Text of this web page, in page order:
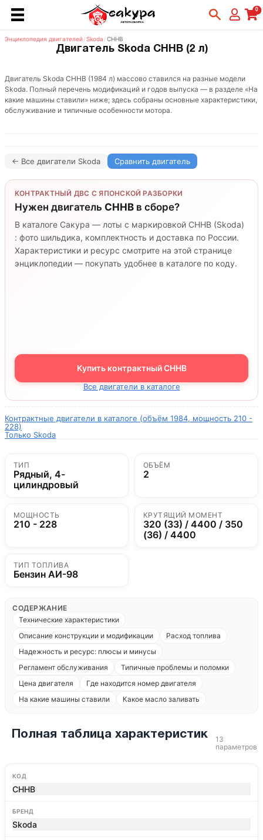
0
Энциклопедия двигателей/Skoda /CHHB
Двигатель Skoda CHHB (2 л)
Двигатель Skoda CHHB (1984 л) массово ставился на разные модели
Skoda. Полный перечень модификаций и годов выпуска — в разделе «На
какие машины ставили» ниже; здесь собраны основные характеристики,
обслуживание и типичные особенности мотора.
← Все двигатели Skoda Сравнить двигатель
КОНТРАКТНЫЙ ДВС С ЯПОНСКОЙ РАЗБОРКИ
Нужен двигатель CHHB в сборе?
В каталоге Сакура — лоты с маркировкой CHHB (Skoda)
: фото шильдика, комплектность и доставка по России.
Характеристики и ресурс смотрите на этой странице
энциклопедии — покупать удобнее в каталоге по коду.
Купить контрактный CHHB
Все двигатели в каталоге
Контрактные двигатели в каталоге (объём 1984, мощность 210 -
228)
Только Skoda
ТИП
Рядный, 4-
цилиндровый
ОБЪЁМ
2
МОЩНОСТЬ
210 - 228
КРУТЯЩИЙ МОМЕНТ
320 (33) / 4400 / 350
(36) / 4400
ТИП ТОПЛИВА
Бензин АИ-98
СОДЕРЖАНИЕ
Технические характеристики
Описание конструкции и модификации
Расход топлива
Надежность и ресурс: плюсы и минусы
Регламент обслуживания
Типичные проблемы и поломки
Цена двигателя
Где находится номер двигателя
На какие машины ставили
Какое масло заливать
Полная таблица характеристик
13
параметров
КОД
CHHB
БРЕНД
Skoda